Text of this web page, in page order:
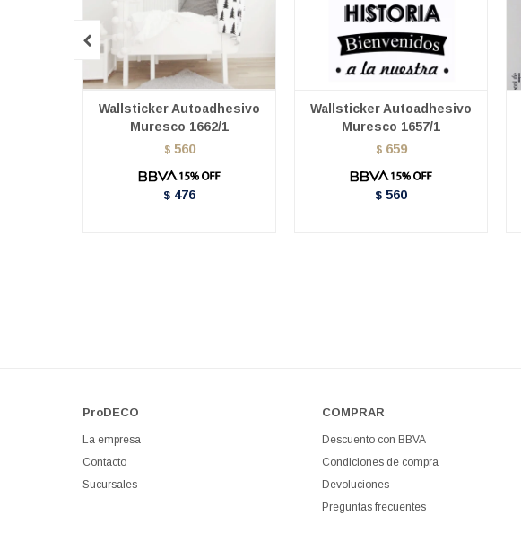
Wallsticker Autoadhesivo
Muresco 1662/1
$ 560
$ 476
Wallsticker Autoadhesivo
Muresco 1657/1
$ 659
$ 560

ProDECO
La empresa
Contacto
Sucursales
COMPRAR
Descuento con BBVA
Condiciones de compra
Devoluciones
Preguntas frecuentes